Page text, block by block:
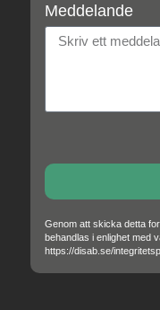
Meddelande